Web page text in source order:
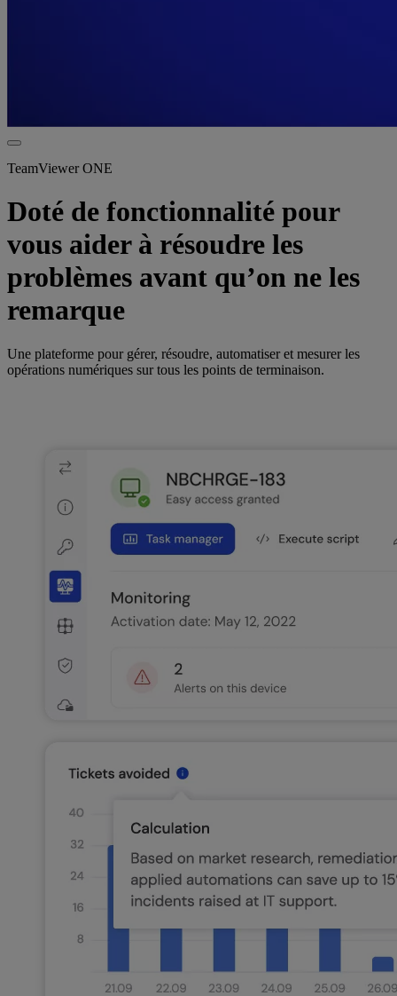
TeamViewer ONE
Doté de fonctionnalité pour
vous aider à résoudre les
problèmes avant qu’on ne les
remarque
Une plateforme pour gérer, résoudre, automatiser et mesurer les
opérations numériques sur tous les points de terminaison.